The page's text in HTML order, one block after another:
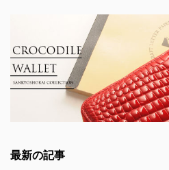
最新の記事